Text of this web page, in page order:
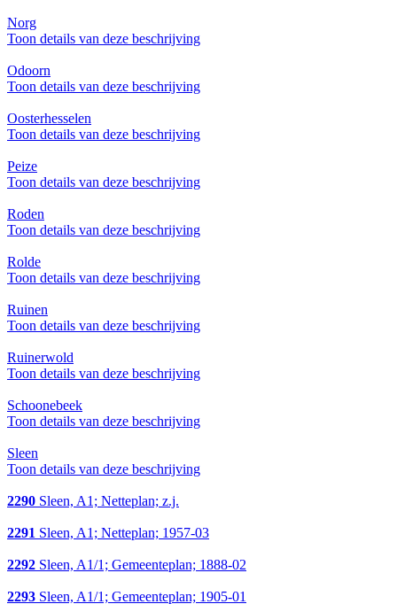
Norg
Toon details van deze beschrijving
Odoorn
Toon details van deze beschrijving
Oosterhesselen
Toon details van deze beschrijving
Peize
Toon details van deze beschrijving
Roden
Toon details van deze beschrijving
Rolde
Toon details van deze beschrijving
Ruinen
Toon details van deze beschrijving
Ruinerwold
Toon details van deze beschrijving
Schoonebeek
Toon details van deze beschrijving
Sleen
Toon details van deze beschrijving
2290 Sleen, A1; Netteplan; z.j.
2291 Sleen, A1; Netteplan; 1957-03
2292 Sleen, A1/1; Gemeenteplan; 1888-02
2293 Sleen, A1/1; Gemeenteplan; 1905-01